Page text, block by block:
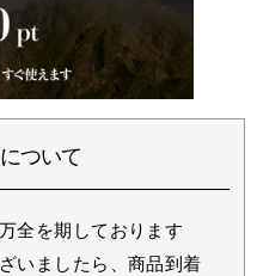
ついて
全を期しております
いましたら、商品到着